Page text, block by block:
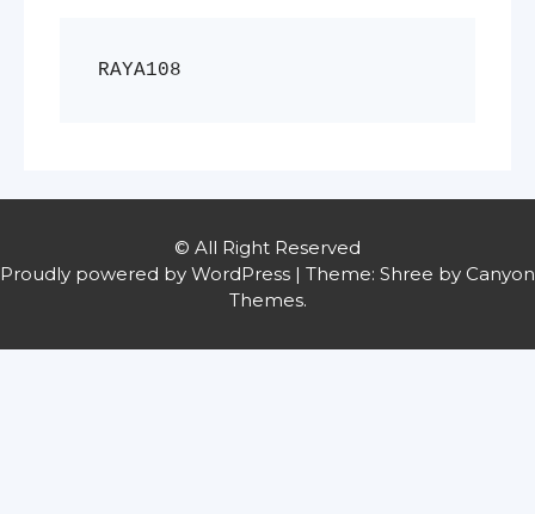
RAYA108
© All Right Reserved
Proudly powered by WordPress | Theme: Shree by Canyon
Themes.